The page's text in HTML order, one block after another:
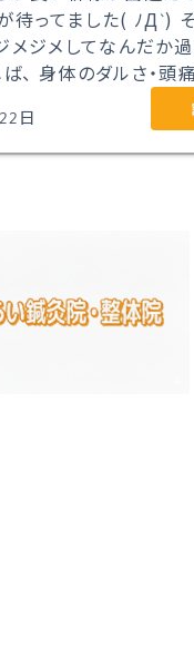
待ってました( ﾉД`) そ
メジメしてなんだか
、 身体のダルさ・
日